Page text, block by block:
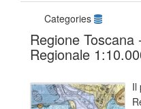
Categories
Regione
Regionale
Il